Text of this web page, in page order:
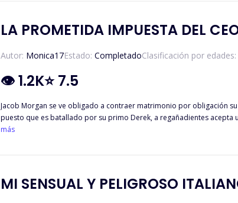
confiar en Bruno para protegerla? ¿Cómo iba amar al hombre que
tiempo y las decisiones que tomen ellos mismos podrán determinar
LA PROMETIDA IMPUESTA DEL
Autor: Monica17Estado: CompletadoClasificación por edades:
👁1.2K⭐7.5
Jacob Morgan se ve obligado a contraer matrimonio por obligación
puesto que es batallado por su primo Derek, a regañadientes
la dulce e inocente chica, pero rápidamente se da cuenta que sus
más
MI SENSUAL Y PELIGROSO